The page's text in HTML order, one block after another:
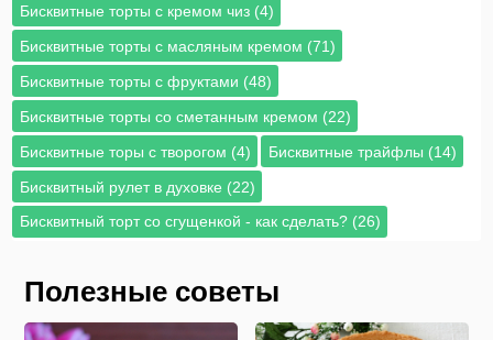
Бисквитные торты с кремом чиз (4)
Бисквитные торты с масляным кремом (71)
Бисквитные торты с фруктами (48)
Бисквитные торты со сметанным кремом (22)
Бисквитные торы с творогом (4)
Бисквитные трайфлы (14)
Бисквитный рулет в духовке (22)
Бисквитный торт со сгущенкой - как сделать? (26)
Полезные советы